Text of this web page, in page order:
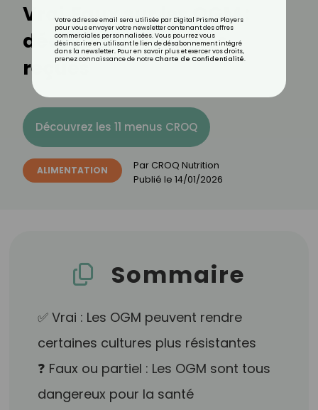
Vrai‑Faux sur les OGM :
décryptons les idées
reçues
Découvrez les 11 menus CROQ
ALIMENTATION Par CROQ Nutrition
Publié le 14/01/2026
Sommaire
✅ Vrai : Les OGM peuvent rendre
certaines cultures plus résistantes
❓ Faux ou partiel : Les OGM sont tous
dangereux pour la santé
Votre adresse email sera utilisée par Digital Prisma Players
pour vous envoyer votre newsletter contenant des offres
commerciales personnalisées. Vous pourrez vous
désinscrire en utilisant le lien de désabonnement intégré
dans la newsletter. Pour en savoir plus et exercer vos droits,
prenez connaissance de notre Charte de Confidentialité.